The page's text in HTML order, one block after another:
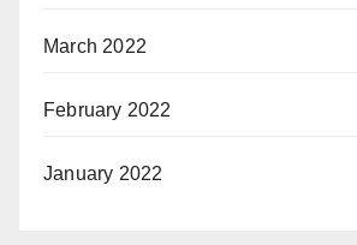
March 2022
February 2022
January 2022